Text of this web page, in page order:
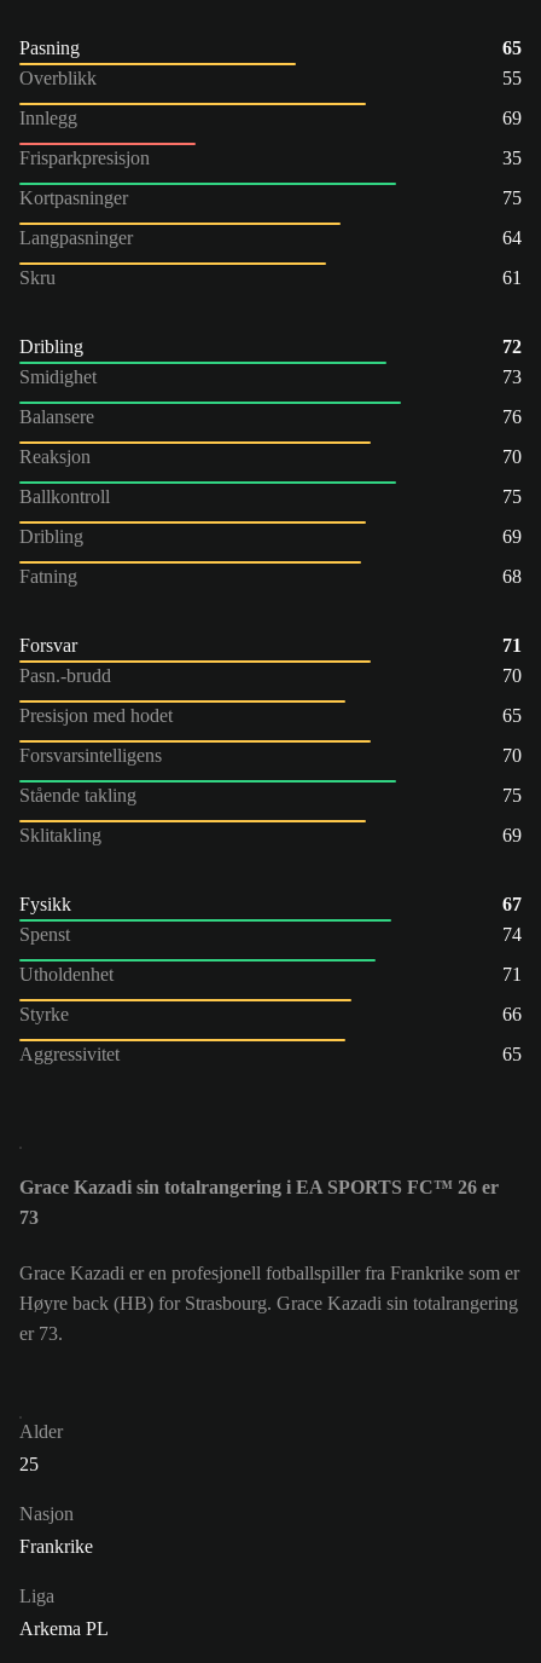
Pasning
65
Overblikk
55
Innlegg
69
Frisparkpresisjon
35
Kortpasninger
75
Langpasninger
64
Skru
61
Dribling
72
Smidighet
73
Balansere
76
Reaksjon
70
Ballkontroll
75
Dribling
69
Fatning
68
Forsvar
71
Pasn.-brudd
70
Presisjon med hodet
65
Forsvarsintelligens
70
Stående takling
75
Sklitakling
69
Fysikk
67
Spenst
74
Utholdenhet
71
Styrke
66
Aggressivitet
65
Grace Kazadi sin totalrangering i EA SPORTS FC™ 26 er
73
Grace Kazadi er en profesjonell fotballspiller fra Frankrike som er
Høyre back (HB) for Strasbourg. Grace Kazadi sin totalrangering
er 73.
Alder
25
Nasjon
Frankrike
Liga
Arkema PL